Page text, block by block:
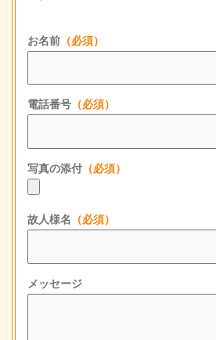
お名前 （必須）
電話番号 （必須）
写真の添付 （必須）
故人様名 （必須）
メッセージ